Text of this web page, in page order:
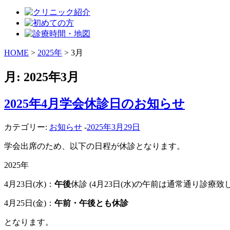
HOME > 2025年 > 3月
月: 2025年3月
2025年4月学会休診日のお知らせ
カテゴリー: お知らせ -2025年3月29日
学会出席のため、以下の日程が休診となります。
2025年
4月23日(水)： 午後休診 (4月23日(水)の午前は通常通り診療致
4月25日(金)： 午前・午後とも休診
となります。